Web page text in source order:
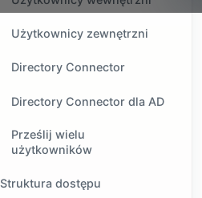
Użytkownicy zewnętrzni
Directory Connector
Directory Connector dla AD
Prześlij wielu
użytkowników
Struktura dostępu